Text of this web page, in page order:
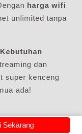
harga wifi
unlimited tanpa
dan
super kenceng
ada!
terdekat
Sekarang